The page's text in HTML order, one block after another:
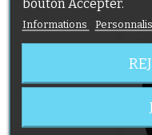
Informations